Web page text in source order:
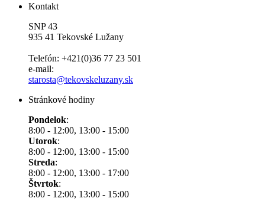
Kontakt
SNP 43
935 41 Tekovské Lužany
Telefón: +421(0)36 77 23 501
e-mail:
starosta@tekovskeluzany.sk
Stránkové hodiny
Pondelok:
8:00 - 12:00, 13:00 - 15:00
Utorok:
8:00 - 12:00, 13:00 - 15:00
Streda:
8:00 - 12:00, 13:00 - 17:00
Štvrtok:
8:00 - 12:00, 13:00 - 15:00